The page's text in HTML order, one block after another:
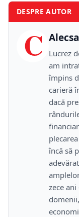
DESPRE AUTOR
C
Lucrez
am
împins
carieră
dacă
încă să
zece